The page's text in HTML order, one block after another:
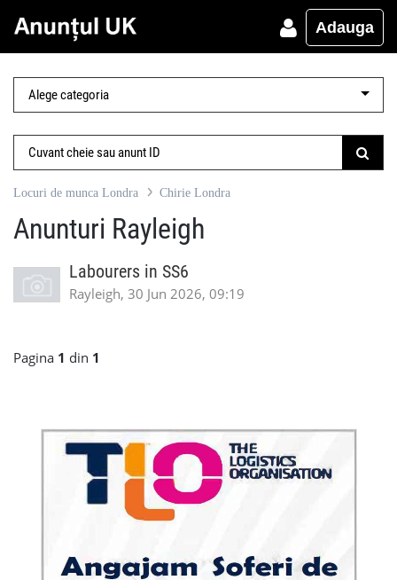
Adauga
Locuri de munca Londra Chirie Londra
Anunturi Rayleigh
Labourers in SS6
Rayleigh, 30 Jun 2026, 09:19
Pagina 1 din 1